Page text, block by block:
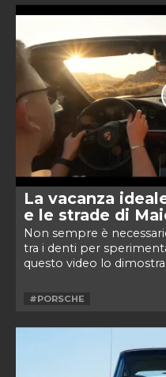
La vacanza
e le strade di
Non sempre è
tra i denti per
questo video lo
#PORSCHE